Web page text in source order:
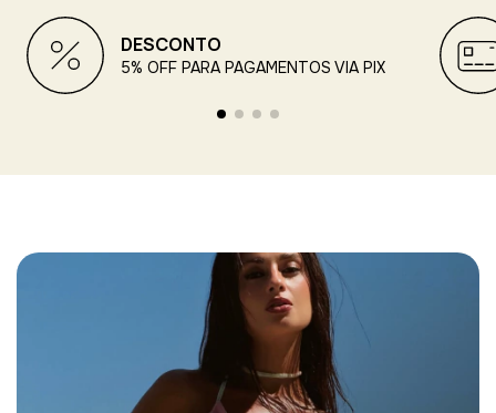
DESCONTO
5% OFF PARA PAGAMENTOS VIA PIX